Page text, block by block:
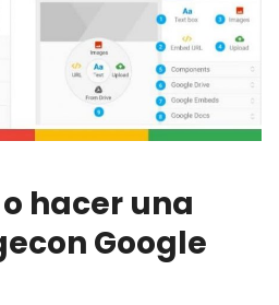
hacer una
Google